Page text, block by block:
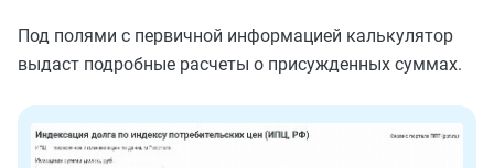
Под полями с первичной информацией калькулятор
выдаст подробные расчеты о присужденных суммах.